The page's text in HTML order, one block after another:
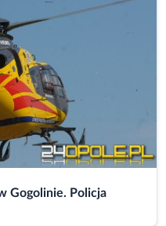
Gogolinie. Policja